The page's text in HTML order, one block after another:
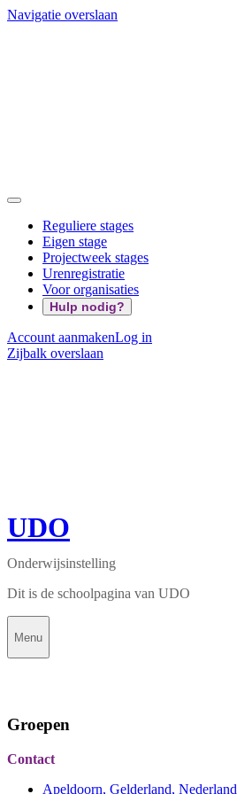
Navigatie overslaan
Reguliere stages
Eigen stage
Projectweek stages
Urenregistratie
Voor organisaties
Hulp nodig?
Account aanmakenLog in
Zijbalk overslaan
UDO
Onderwijsinstelling
Dit is de schoolpagina van UDO
Menu
Groepen
Contact
Apeldoorn, Gelderland, Nederland